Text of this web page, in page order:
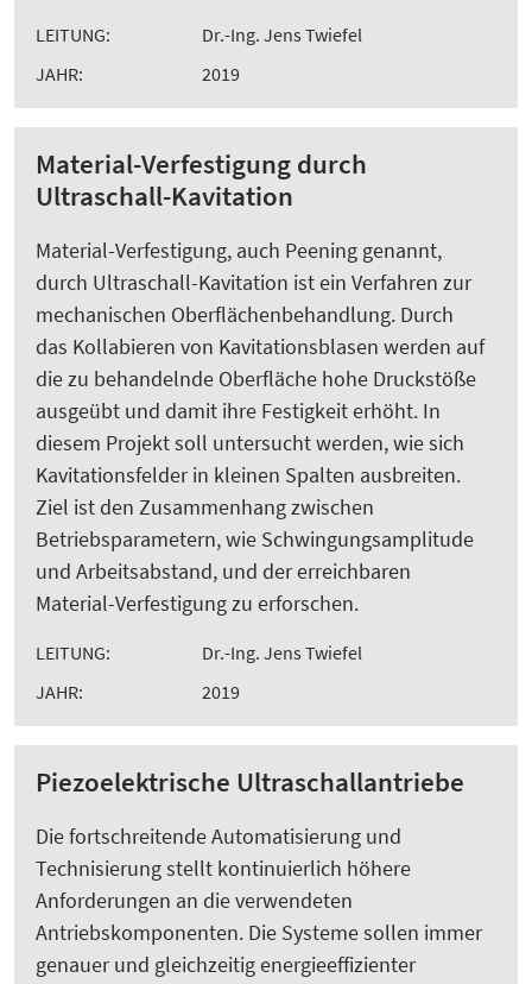
LEITUNG:
Dr.-Ing. Jens Twiefel
JAHR:
2019
Material-Verfestigung durch
Ultraschall-Kavitation
Material-Verfestigung, auch Peening genannt,
durch Ultraschall-Kavitation ist ein Verfahren zur
mechanischen Oberflächenbehandlung. Durch
das Kollabieren von Kavitationsblasen werden auf
die zu behandelnde Oberfläche hohe Druckstöße
ausgeübt und damit ihre Festigkeit erhöht. In
diesem Projekt soll untersucht werden, wie sich
Kavitationsfelder in kleinen Spalten ausbreiten.
Ziel ist den Zusammenhang zwischen
Betriebsparametern, wie Schwingungsamplitude
und Arbeitsabstand, und der erreichbaren
Material-Verfestigung zu erforschen.
LEITUNG:
Dr.-Ing. Jens Twiefel
JAHR:
2019
Piezoelektrische Ultraschallantriebe
Die fortschreitende Automatisierung und
Technisierung stellt kontinuierlich höhere
Anforderungen an die verwendeten
Antriebskomponenten. Die Systeme sollen immer
genauer und gleichzeitig energieeffizienter